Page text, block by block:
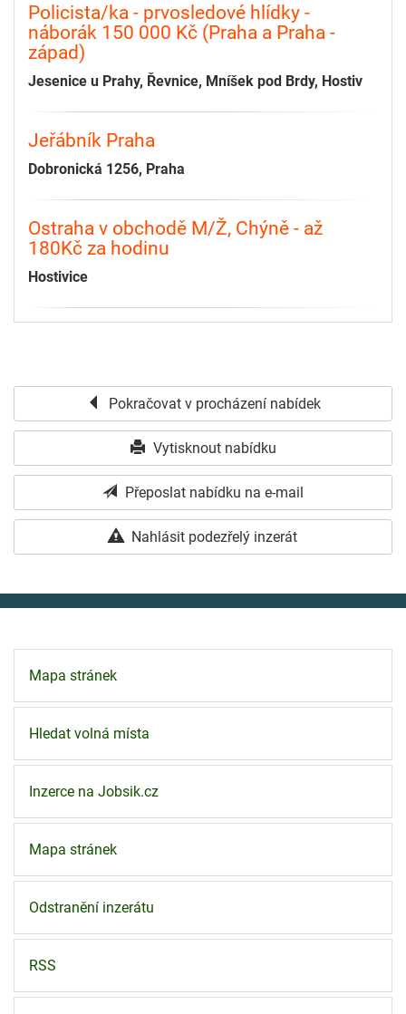
Policista/ka - prvosledové hlídky -
náborák 150 000 Kč (Praha a Praha -
západ)
Jesenice u Prahy, Řevnice, Mníšek pod Brdy, Hostiv
Jeřábník Praha
Dobronická 1256, Praha
Ostraha v obchodě M/Ž, Chýně - až
180Kč za hodinu
Hostivice
Pokračovat v procházení nabídek
Vytisknout nabídku
Přeposlat nabídku na e-mail
Nahlásit podezřelý inzerát
Mapa stránek
Hledat volná místa
Inzerce na Jobsik.cz
Mapa stránek
Odstranění inzerátu
RSS